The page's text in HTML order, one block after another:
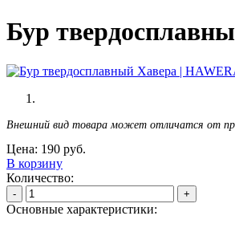
Бур
Внешний вид товара может отличатся от
Цена: 190 руб.
В корзину
Количество:
- +
Основные характеристики: